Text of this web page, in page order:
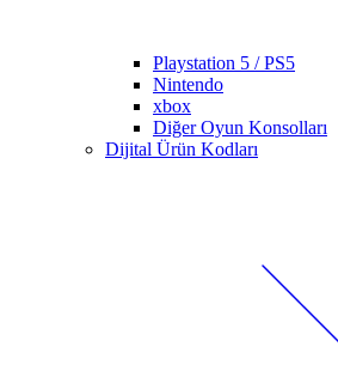
Playstation 5 / PS5
Nintendo
xbox
Diğer Oyun Konsolları
Dijital Ürün Kodları